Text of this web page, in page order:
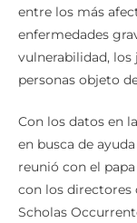
entre los más
enfermedades
vulnerabilidad, los
personas objeto
Con los datos en
en busca de
reunió con el
con los
Scholas